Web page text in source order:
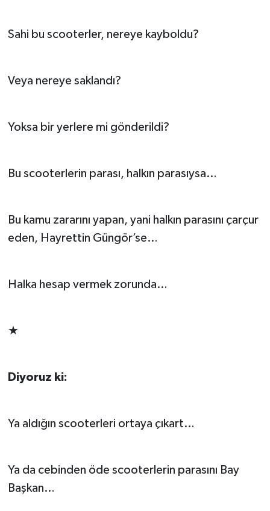
Sahi bu scooterler, nereye kayboldu?
Veya nereye saklandı?
Yoksa bir yerlere mi gönderildi?
Bu scooterlerin parası, halkın parasıysa…
Bu kamu zararını yapan, yani halkın parasını çarçur
eden, Hayrettin Güngör’se…
Halka hesap vermek zorunda…
★
Diyoruz ki:
Ya aldığın scooterleri ortaya çıkart…
Ya da cebinden öde scooterlerin parasını Bay
Başkan…